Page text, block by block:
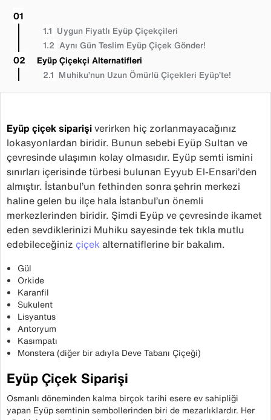
Uygun Fiyatlı Eyüp Çiçekçileri
Aynı Gün Teslim Eyüp Çiçek Gönder!
Eyüp Çiçekçi Alternatifleri
Muhiku’nun Uzun Ömürlü Çiçekleri Eyüp’te!
Eyüp çiçek siparişiverirken hiç zorlanmayacağınız
lokasyonlardan biridir. Bunun sebebi Eyüp Sultan ve
çevresinde ulaşımın kolay olmasıdır. Eyüp semti ismini
sınırları içerisinde türbesi bulunan Eyyub El-Ensari’den
almıştır. İstanbul’un fethinden sonra şehrin merkezi
haline gelen bu ilçe hala İstanbul’un önemli
merkezlerinden biridir. Şimdi Eyüp ve çevresinde ikamet
eden sevdiklerinizi Muhiku sayesinde tek tıkla mutlu
edebileceğiniz çiçek alternatiflerine bir bakalım.
Gül
Orkide
Karanfil
Sukulent
Lisyantus
Antoryum
Kasımpatı
Monstera (diğer bir adıyla Deve Tabanı Çiçeği)
Eyüp Çiçek Siparişi
Osmanlı döneminden kalma birçok tarihi esere ev sahipliği
yapan Eyüp semtinin sembollerinden biri de mezarlıklardır. Her